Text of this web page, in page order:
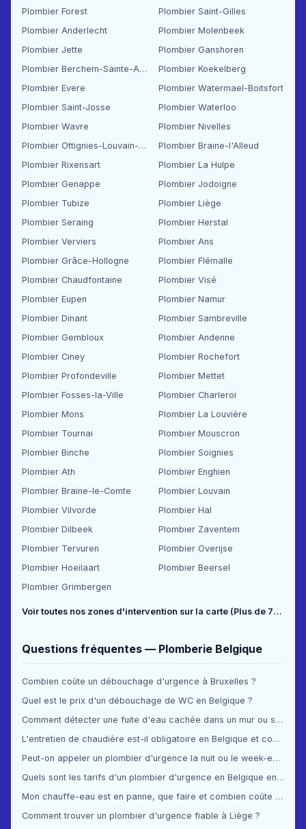
Plombier Forest
Plombier Saint-Gilles
Plombier Anderlecht
Plombier Molenbeek
Plombier Jette
Plombier Ganshoren
Plombier Berchem-Sainte-Agathe
Plombier Koekelberg
Plombier Evere
Plombier Watermael-Boitsfort
Plombier Saint-Josse
Plombier Waterloo
Plombier Wavre
Plombier Nivelles
Plombier Ottignies-Louvain-la-Neuve
Plombier Braine-l'Alleud
Plombier Rixensart
Plombier La Hulpe
Plombier Genappe
Plombier Jodoigne
Plombier Tubize
Plombier Liège
Plombier Seraing
Plombier Herstal
Plombier Verviers
Plombier Ans
Plombier Grâce-Hollogne
Plombier Flémalle
Plombier Chaudfontaine
Plombier Visé
Plombier Eupen
Plombier Namur
Plombier Dinant
Plombier Sambreville
Plombier Gembloux
Plombier Andenne
Plombier Ciney
Plombier Rochefort
Plombier Profondeville
Plombier Mettet
Plombier Fosses-la-Ville
Plombier Charleroi
Plombier Mons
Plombier La Louvière
Plombier Tournai
Plombier Mouscron
Plombier Binche
Plombier Soignies
Plombier Ath
Plombier Enghien
Plombier Braine-le-Comte
Plombier Louvain
Plombier Vilvorde
Plombier Hal
Plombier Dilbeek
Plombier Zaventem
Plombier Tervuren
Plombier Overijse
Plombier Hoeilaart
Plombier Beersel
Plombier Grimbergen
Voir toutes nos zones d'intervention sur la carte (Plus de 70 communes couvertes) →
Questions fréquentes — Plomberie Belgique
Combien coûte un débouchage d'urgence à Bruxelles ?
Quel est le prix d'un débouchage de WC en Belgique ?
Comment détecter une fuite d'eau cachée dans un mur ou sous le sol ?
L'entretien de chaudière est-il obligatoire en Belgique et combien ça coûte ?
Peut-on appeler un plombier d'urgence la nuit ou le week-end en Belgique ?
Quels sont les tarifs d'un plombier d'urgence en Belgique en 2025 ?
Mon chauffe-eau est en panne, que faire et combien coûte la réparation ?
Comment trouver un plombier d'urgence fiable à Liège ?